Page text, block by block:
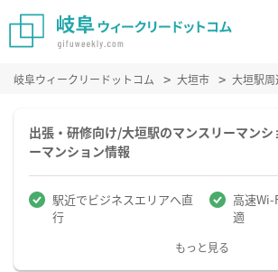
岐阜ウィークリードットコム 大垣市 大垣駅周
出張・研修向け/大垣駅のマンスリーマンシ
ーマンション情報
駅近でビジネスエリアへ直
行
高速
適
もっと見る